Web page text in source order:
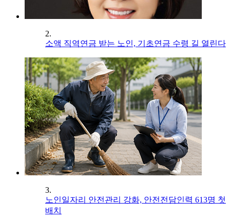
2.
소액 직역연금 받는 노인, 기초연금 수령 길 열린다
3.
노인일자리 안전관리 강화, 안전전담인력 613명 첫
배치